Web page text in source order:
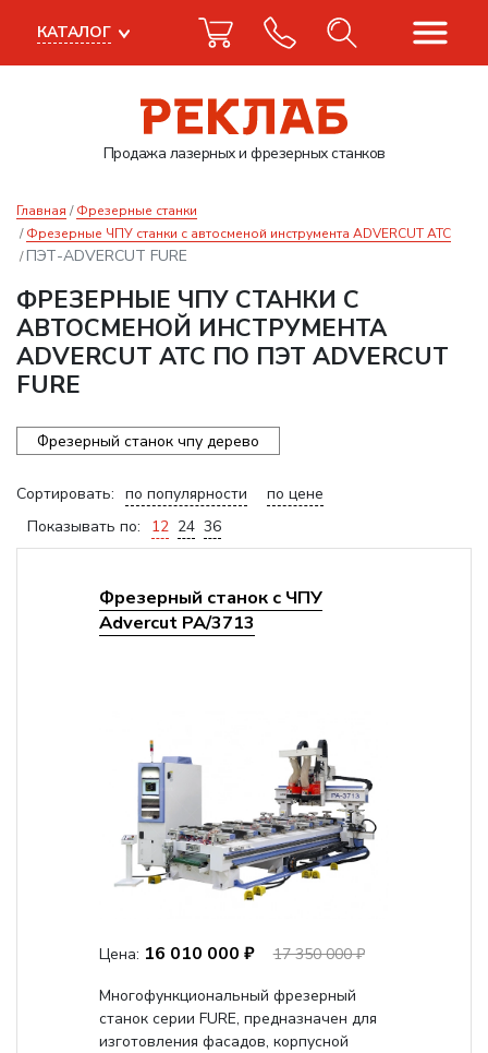
Продажа лазерныхи фрезерных станков
КАТАЛОГ
Главная
Фрезерные станки
Фрезерные ЧПУ станки с автосменой инструмента ADVERCUT ATC
ПЭТ-ADVERCUT FURE
ФРЕЗЕРНЫЕ ЧПУ СТАНКИ С
АВТОСМЕНОЙ ИНСТРУМЕНТА
ADVERCUT ATC ПО ПЭТ ADVERCUT
FURE
Фрезерный станок чпу дерево
Сортировать: по популярности
по цене
Показывать по:
12 24 36
Фрезерный станок с ЧПУ
Advercut PA/3713
Цена: 16 010 000 ₽
17 350 000 ₽
Многофункциональный фрезерный
станок серии FURE, предназначен для
изготовления фасадов, корпусной